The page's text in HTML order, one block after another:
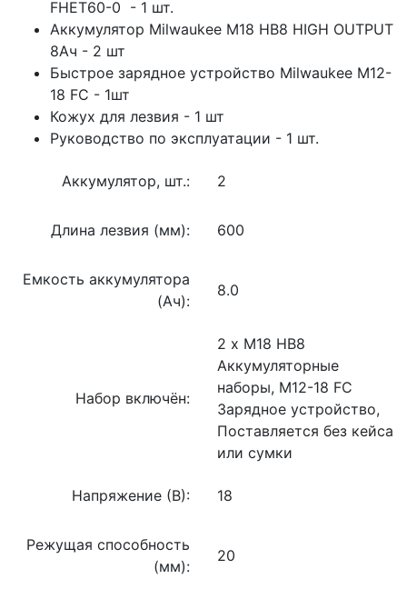
FHET60-0 - 1 шт.
Аккумулятор Milwaukee M18 HB8 HIGH OUTPUT
8Ач - 2 шт
Быстрое зарядное устройство Milwaukee M12-
18 FC - 1шт
Кожух для лезвия - 1 шт
Руководство по эксплуатации - 1 шт.
Аккумулятор, шт.: 2
Длина лезвия (мм): 600
Емкость аккумулятора
(Ач):
8.0
Набор включён:
2 x M18 HB8
Аккумуляторные
наборы, M12-18 FC
Зарядное устройство,
Поставляется без кейса
или сумки
Напряжение (В): 18
Режущая способность
(мм):
20